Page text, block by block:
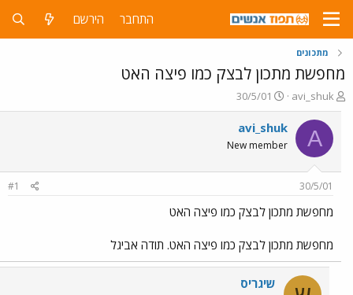
התחבר הירשם
מתכונים
מחפשת מתכון לבצק כמו פיצה האט
פ
ו
ת
ח
ה
ש
א
avi_shuk
פ
ו
ר
ם
ר
30/5/01
A
avi_shuk
New member
30/5/01
#1
מחפשת מתכון לבצק כמו פיצה האט
מחפשת מתכון לבצק כמו פיצה האט. תודה אביגל
שיגריס